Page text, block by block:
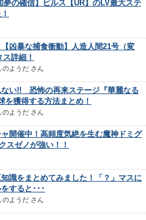
夢の確信】ビルス【UR】のLV最大ステ
凶暴な捕食衝動】人造人間21号（変
詳細！
のようだ さん
ない!! 恐怖の再来ステージ『華麗なる
を獲得する方法まとめ！
のようだ さん
開催中！高頻度気絶を生む魔神ドミグ
スゼノが強い！！
識をまとめてみました！「？」マスに
すると･･･
のようだ さん